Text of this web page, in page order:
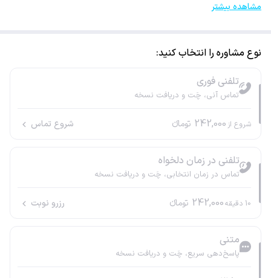
مشاهده بیشتر
نوع مشاوره را انتخاب کنید:
تلفنی فوری
تماس آنی، چَت و دریافت نسخه
شروع از 242,000 تومانء شروع تماس
تلفنی در زمان دلخواه
تماس در زمان انتخابی، چَت و دریافت نسخه
10 دقیقه242,000 تومانء رزرو نوبت
متنی
پاسخ‌دهی سریع، چَت و دریافت نسخه